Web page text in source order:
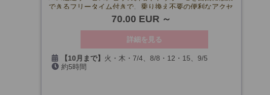
できるフリータイム付きで、乗り換え不要の便利なアクセ
ス手段です。個人手配より簡単にピサ観光を楽しみたい方
70.00 EUR
詳細を見る
【10月まで】 火・木・7/4、8/8・12・15、9/5
(7/7・23、8/20・27、9/3・24、10/1・8・15を除く)
約5時間